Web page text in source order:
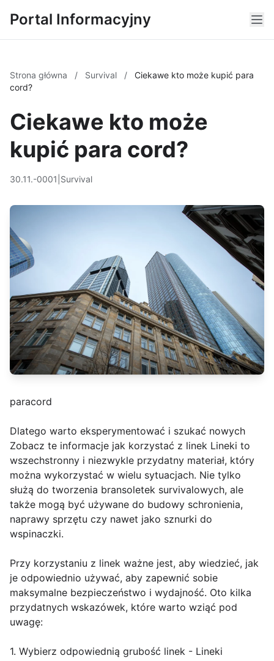
Portal Informacyjny
Strona główna / Survival /
Ciekawe kto może kupić para
cord?
Ciekawe kto może
kupić para cord?
30.11.-0001 Survival
paracord
Dlatego warto eksperymentować i szukać nowych
Zobacz te informacje jak korzystać z linek Lineki to
wszechstronny i niezwykle przydatny materiał, który
można wykorzystać w wielu sytuacjach. Nie tylko
służą do tworzenia bransoletek survivalowych, ale
także mogą być używane do budowy schronienia,
naprawy sprzętu czy nawet jako sznurki do
wspinaczki.
Przy korzystaniu z linek ważne jest, aby wiedzieć, jak
je odpowiednio używać, aby zapewnić sobie
maksymalne bezpieczeństwo i wydajność. Oto kilka
przydatnych wskazówek, które warto wziąć pod
uwagę:
1. Wybierz odpowiednią grubość linek - Lineki